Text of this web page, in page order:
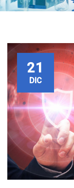
21
DIC